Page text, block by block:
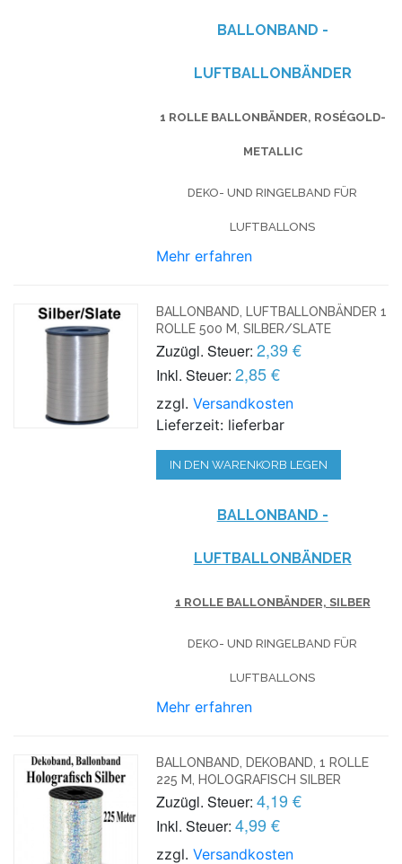
BALLONBAND -
LUFTBALLONBÄNDER
1 ROLLE BALLONBÄNDER, ROSÉGOLD-
METALLIC
DEKO- UND RINGELBAND FÜR
LUFTBALLONS
Mehr erfahren
BALLONBAND, LUFTBALLONBÄNDER 1
ROLLE 500 M, SILBER/SLATE
Zuzügl. Steuer: 2,39 €
Inkl. Steuer: 2,85 €
zzgl.Versandkosten
Lieferzeit: lieferbar
IN DEN WARENKORB LEGEN
BALLONBAND -
LUFTBALLONBÄNDER
1 ROLLE BALLONBÄNDER, SILBER
DEKO- UND RINGELBAND FÜR
LUFTBALLONS
Mehr erfahren
BALLONBAND, DEKOBAND, 1 ROLLE
225 M, HOLOGRAFISCH SILBER
Zuzügl. Steuer: 4,19 €
Inkl. Steuer: 4,99 €
zzgl.Versandkosten